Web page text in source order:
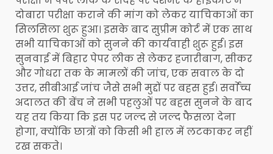
दोबारा परीक्षा कराने की मांग को लेकर याचिकाओं का
सिलस‍िला शुरू हुआ। इसके बाद सुप्रीम कोर्ट में एक साथ
सभी याचिकाओं को सुनने की कार्यवाही शुरू हुई। इस
सुनवाई में बिहार पेपर लीक से लेकर हजारीबाग, सीकर
और गोधरा तक के मामलों की जांच, एक सवाल के दो
उत्तर, सीबीआई जांच जैसे सभी मुद्दों पर बहस हुई। सर्वाेच्च
अदालत की बेंच ने सभी पहलुओं पर बहस सुनने के बाद
यह तय किया कि इस पर जल्द से जल्द फैसला देना
होगा, क्योंकि छात्रों को किसी भी हाल में लटकाकर नहीं
रख सकते।